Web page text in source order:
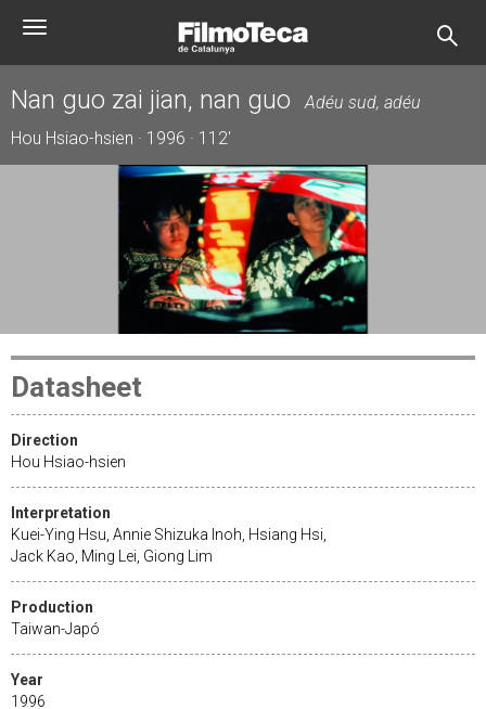
Toggle
Nan guo zai jian, nan guo
Adéu sud, adéu
Hou Hsiao-hsien · 1996 · 112'
Datasheet
Direction
Hou Hsiao-hsien
Interpretation
Kuei-Ying Hsu, Annie Shizuka Inoh, Hsiang Hsi,
Jack Kao, Ming Lei, Giong Lim
Production
Taiwan-Japó
Year
1996